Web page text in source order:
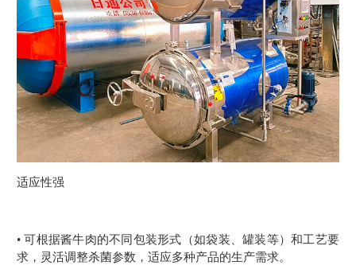
适应性强
• 可根据酱牛肉的不同包装形式（如袋装、罐装等）和工艺要
求，灵活调整杀菌参数，适应多种产品的生产需求。